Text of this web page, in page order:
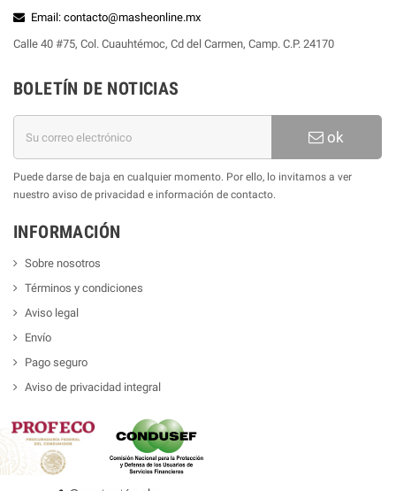
Email: contacto@masheonline.mx
Calle 40 #75, Col. Cuauhtémoc, Cd del Carmen, Camp. C.P. 24170
BOLETÍN DE NOTICIAS
ok
Puede darse de baja en cualquier momento. Por ello, lo invitamos a ver
nuestro aviso de privacidad e información de contacto.
INFORMACIÓN
Sobre nosotros
Términos y condiciones
Aviso legal
Envío
Pago seguro
Aviso de privacidad integral